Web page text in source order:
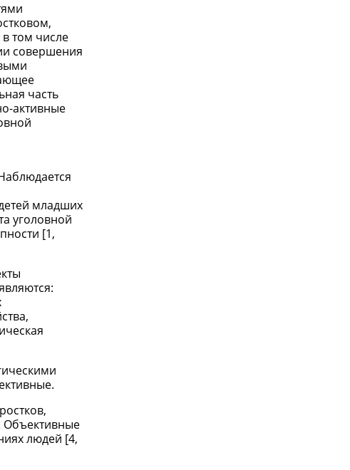
том числе
совершения
часть
активные
младших
уголовной
[1,
Объективные
людей [4,